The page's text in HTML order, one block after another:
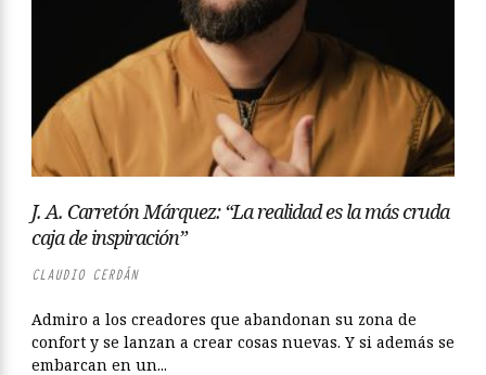
J. A. Carretón Márquez: “La realidad es la más cruda
caja de inspiración”
CLAUDIO CERDÁN
Admiro a los creadores que abandonan su zona de
confort y se lanzan a crear cosas nuevas. Y si además se
embarcan en un...